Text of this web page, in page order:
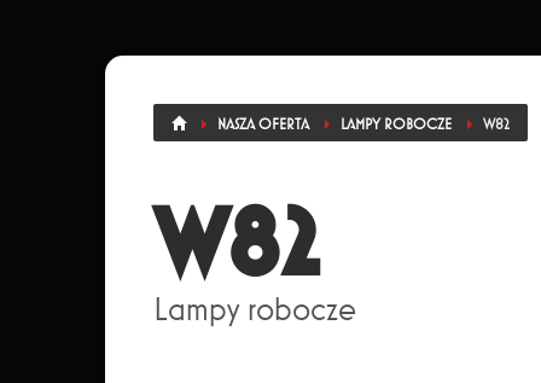
NASZA OFERTA LAMPY ROBOCZE W82
W82
Lampy robocze